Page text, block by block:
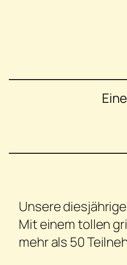
Unsere
Mit einem tollen
mehr als 50